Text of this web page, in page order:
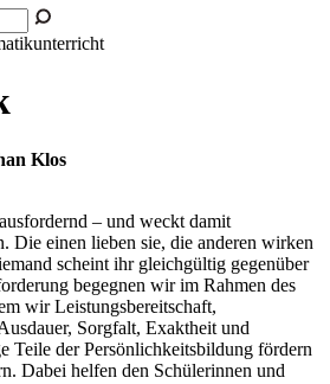
Klos
– und weckt damit
Die einen lieben sie, die anderen wirken
scheint ihr gleichgültig gegenüber
begegnen wir im Rahmen des
wir Leistungsbereitschaft,
Sorgfalt, Exaktheit und
Teile der Persönlichkeitsbildung fördern
Dabei helfen den Schülerinnen und